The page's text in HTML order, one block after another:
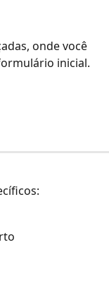
onde você
inicial.